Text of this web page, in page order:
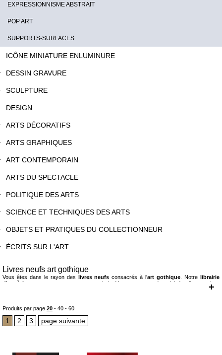
EXPRESSIONNISME ABSTRAIT
POP ART
SUPPORTS-SURFACES
ICÔNE MINIATURE ENLUMINURE
DESSIN GRAVURE
SCULPTURE
DESIGN
ARTS DÉCORATIFS
ARTS GRAPHIQUES
ART CONTEMPORAIN
ARTS DU SPECTACLE
POLITIQUE DES ARTS
SCIENCE ET TECHNIQUES DES ARTS
OBJETS ET PRATIQUES DU COLLECTIONNEUR
ÉCRITS SUR L'ART
Livres neufs art gothique
Vous êtes dans le rayon des livres neufs consacrés à l'art gothique . Notrelibrairie
d'art à Lyon
vous propose un vaste choix. Vous trouverez donc ici des livres qui se
concentrent sur le style gothique -ses origines, ses caractéristiques propres, son
Recht, Erwin Panofsky....
Pour toutes questions ou demandes particulières sur les
vous pouvez nous appeler ou venir nous voir, notre
+
Produits par page 20 - 40 - 60
1 2 3 page suivante